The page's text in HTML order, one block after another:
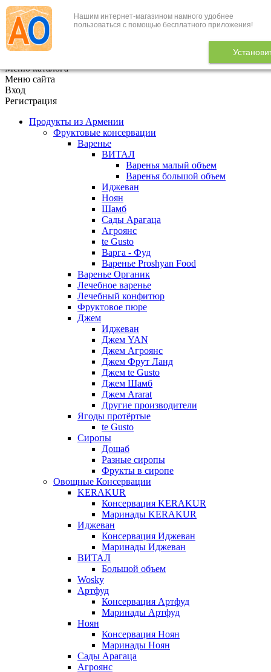
Нашим интернет-магазином намного удобнее
пользоваться с помощью бесплатного приложения!
+7 (495) 646-888-1
В корзине 0
Меню каталога
Меню сайта
Вход
Регистрация
Продукты из Армении
Фруктовые консервации
Варенье
ВИТАЛ
Варенья малый объем
Варенья большой объем
Иджеван
Ноян
Шамб
Сады Арагаца
Агроянс
te Gusto
Варга - Фуд
Варенье Proshyan Food
Варенье Органик
Лечебное варенье
Лечебный конфитюр
Фруктовое пюре
Джем
Иджеван
Джем YAN
Джем Агроянс
Джем Фрут Ланд
Джем te Gusto
Джем Шамб
Джем Ararat
Другие производители
Ягоды протёртые
te Gusto
Сиропы
Дошаб
Разные сиропы
Фрукты в сиропе
Овощные Консервации
KERAKUR
Консервация KERAKUR
Маринады KERAKUR
Иджеван
Консервация Иджеван
Маринады Иджеван
ВИТАЛ
Большой объем
Wosky
Артфуд
Консервация Артфуд
Маринады Артфуд
Ноян
Консервация Ноян
Маринады Ноян
Сады Арагаца
Агроянс